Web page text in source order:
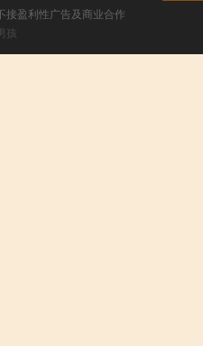
接盈利性广告及商业合作
孩